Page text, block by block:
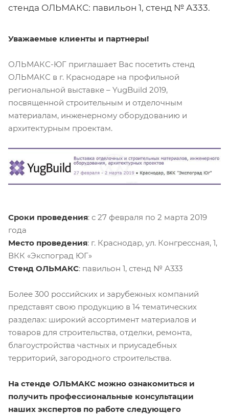
стенда ОЛЬМАКС: павильон 1, стенд № А333.
Уважаемые клиенты и партнеры!
ОЛЬМАКС-ЮГ приглашает Вас посетить стенд
ОЛЬМАКС в г. Краснодаре на профильной
региональной выставке – YugBuild 2019,
посвященной строительным и отделочным
материалам, инженерному оборудованию и
архитектурным проектам.
Сроки проведения: с 27 февраля по 2 марта 2019
года
Место проведения: г. Краснодар, ул. Конгрессная, 1,
ВКК «Экспоград ЮГ»
Стенд ОЛЬМАКС: павильон 1, стенд № А333
Более 300 российских и зарубежных компаний
представят свою продукцию в 14 тематических
разделах: широкий ассортимент материалов и
товаров для строительства, отделки, ремонта,
благоустройства частных и приусадебных
территорий, загородного строительства.
На стенде ОЛЬМАКС можно ознакомиться и
получить профессиональные консультации
наших экспертов по работе следующего